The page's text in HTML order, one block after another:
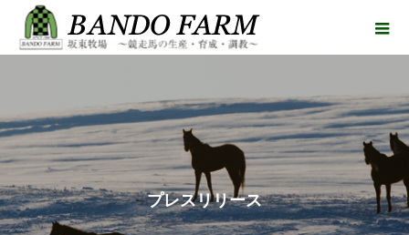
プレスリリース